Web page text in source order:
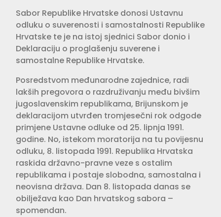
Sabor Republike Hrvatske donosi Ustavnu
odluku o suverenosti i samostalnosti Republike
Hrvatske te je na istoj sjednici Sabor donio i
Deklaraciju o proglašenju suverene i
samostalne Republike Hrvatske.
Posredstvom međunarodne zajednice, radi
lakših pregovora o razdruživanju među bivšim
jugoslavenskim republikama, Brijunskom je
deklaracijom utvrđen tromjesečni rok odgode
primjene Ustavne odluke od 25. lipnja 1991.
godine. No, istekom moratorija na tu povijesnu
odluku, 8. listopada 1991. Republika Hrvatska
raskida državno-pravne veze s ostalim
republikama i postaje slobodna, samostalna i
neovisna država. Dan 8. listopada danas se
obilježava kao Dan hrvatskog sabora –
spomendan.